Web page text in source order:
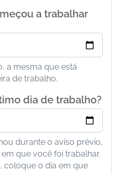
a trabalhar
a mesma que está
de trabalho.
dia de trabalho?
durante o aviso prévio,
que você foi trabalhar.
coloque o dia em que